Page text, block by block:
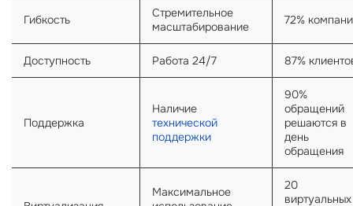
Гибкость
Стремительное
масштабирование
72%
Доступность Работа 24/7 87%
Поддержка
Наличие
технической
поддержки
90%
обращений
решаются в
день
обращения
Максимальное
20
виртуальных